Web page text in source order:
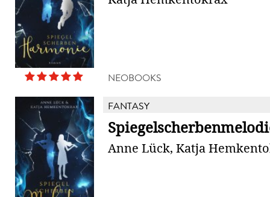
NEOBOOKS
FANTASY
Anne Lück, Katja